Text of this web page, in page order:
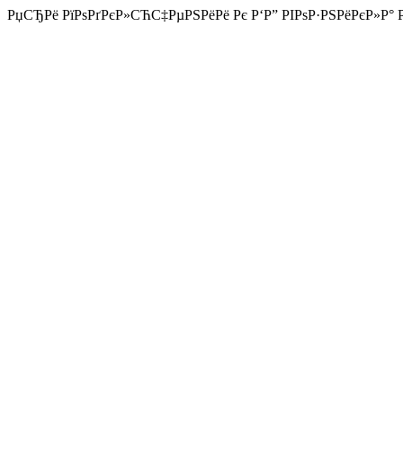
РџСЂРё РїРѕРґРєР»СЋС‡РµРЅРёРё Рє Р‘Р” РІРѕР·РЅРёРєР»Р°